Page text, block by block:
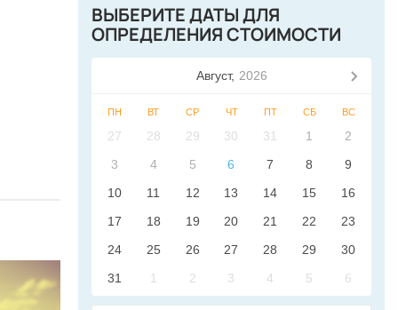
ВЫБЕРИТЕ ДАТЫ ДЛЯ
ОПРЕДЕЛЕНИЯ СТОИМОСТИ
Август, 2026
ПН ВТ СР ЧТ ПТ СБ ВС
27 28 29 30 31 1
2
3
4 5 6 7 8
9
10
11 12 13 14 15
16
17
18 19 20 21 22
23
24
25 26 27 28 29
30
31
1 2 3 4 5 6